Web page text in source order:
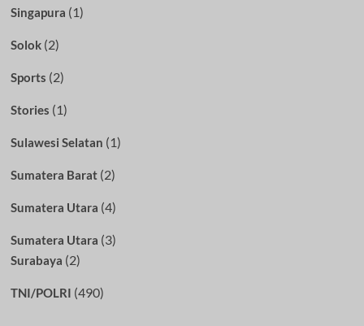
Singapura (1)
Solok(2)
Sports (2)
Stories (1)
Sulawesi Selatan (1)
Sumatera Barat(2)
Sumatera Utara (4)
Sumatera Utara (3)
Surabaya (2)
TNI/POLRI (490)